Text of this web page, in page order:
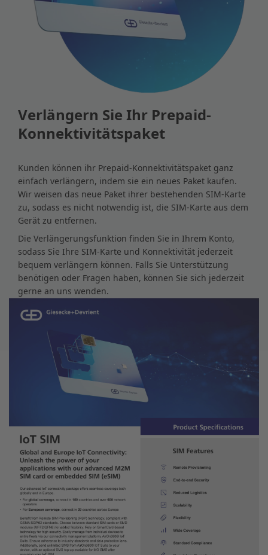
Verlängern Sie Ihr Prepaid-
Konnektivitätspaket
Kunden können ihr Prepaid-Konnektivitätspaket ganz
einfach verlängern, indem sie ein neues Paket kaufen.
Wir weisen das neue Paket ihrer bestehenden SIM-Karte
zu, sodass es nicht notwendig ist, die SIM-Karte aus dem
Gerät zu entfernen.
Die Verlängerungsfunktion finden Sie in Ihrem Konto,
sodass Sie Ihre SIM-Karte und Konnektivität jederzeit
bequem verlängern können. Falls Sie Unterstützung
benötigen oder Fragen haben, können Sie sich jederzeit
gerne an uns wenden.